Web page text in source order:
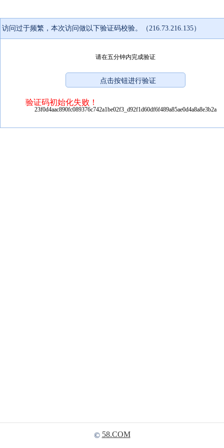
访问过于频繁，本次访问做以下验证码校验。（216.73.216.135）
请在五分钟内完成验证
验证码初始化失败！
23f0d4aac890fc089376c742a1be02f3_d92f1d60df6f489a85ae0d4a8a8e3b2a
© 58.COM